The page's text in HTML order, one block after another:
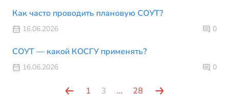
Как часто проводить плановую СОУТ?
16.06.2026 0
СОУТ — какой КОСГУ применять?
16.06.2026 0
1 3 ... 28